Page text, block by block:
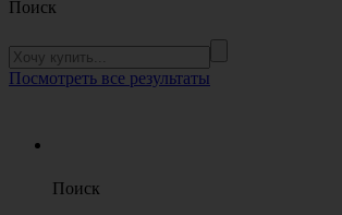
Поиск
Посмотреть все результаты
Поиск